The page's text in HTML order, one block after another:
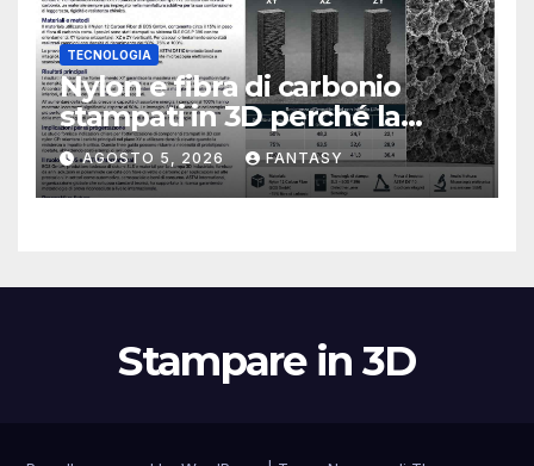
TECNOLOGIA
Nylon e fibra di carbonio
stampati in 3D perché la
resistenza agli urti dipende
dal processo
AGOSTO 5, 2026 FANTASY
Stampare in 3D